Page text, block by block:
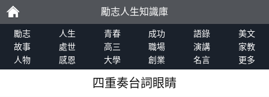
勵
志
勵志人生知識庫
勵志 人生 青春 成功 語錄
美文
故事
處世 高三 職場 演講
家教
人物
感恩 大學 創業 名言 更多
四重奏台詞眼睛